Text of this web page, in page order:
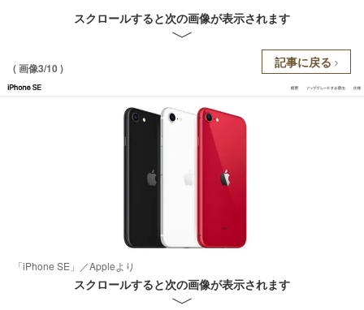
スクロールすると次の画像が表示されます
( 画像3/10 ) 記事に戻る
「iPhone SE」／Appleより
スクロールすると次の画像が表示されます